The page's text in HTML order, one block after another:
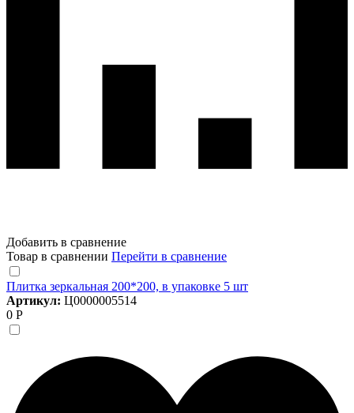
Добавить в сравнение
Товар в сравнении Перейти в сравнение
Плитка зеркальная 200*200, в упаковке 5 шт
Артикул: Ц0000005514
0 Р